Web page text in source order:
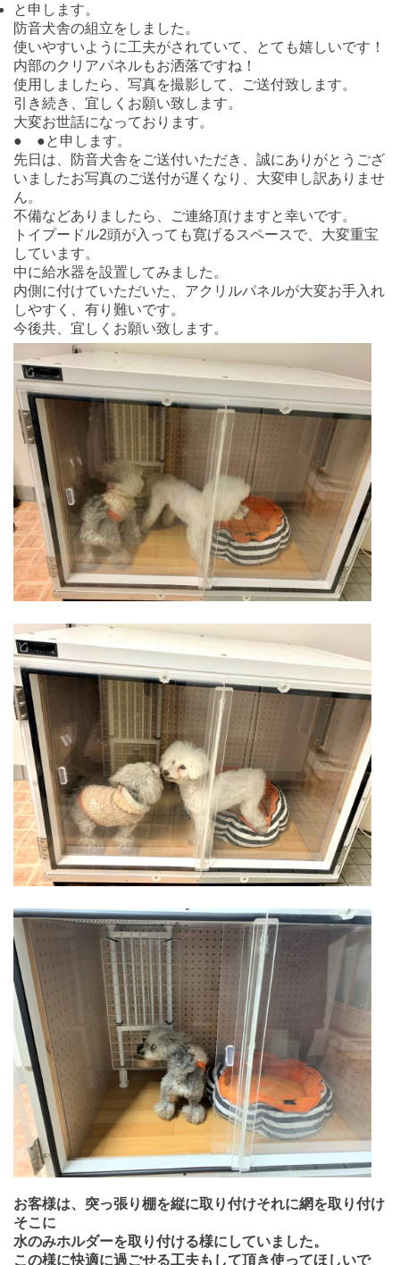
と申します。
防音犬舎の組立をしました。
使いやすいように工夫がされていて、とても嬉しいです！
内部のクリアパネルもお洒落ですね！
使用しましたら、写真を撮影して、ご送付致します。
引き続き、宜しくお願い致します。
大変お世話になっております。
● ●と申します。
先日は、防音犬舎をご送付いただき、誠にありがとうござ
いましたお写真のご送付が遅くなり、大変申し訳ありませ
ん。
不備などありましたら、ご連絡頂けますと幸いです。
トイプードル2頭が入っても寛げるスペースで、大変重宝
しています。
中に給水器を設置してみました。
内側に付けていただいた、アクリルパネルが大変お手入れ
しやすく、有り難いです。
今後共、宜しくお願い致します。
お客様は、突っ張り棚を縦に取り付けそれに網を取り付け
そこに
水のみホルダーを取り付ける様にしていました。
この様に快適に過ごせる工夫もして頂き使ってほしいで